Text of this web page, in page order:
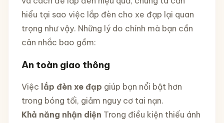
hiểu tại sao việc lắp đèn cho xe đạp lại quan
trọng như vậy. Những lý do chính mà bạn cần
cân nhắc bao gồm:
An toàn giao thông
Việc lắp đèn xe đạp giúp bạn nổi bật hơn
trong bóng tối, giảm nguy cơ tai nạn.
Khả năng nhận diện Trong điều kiện thiếu ánh